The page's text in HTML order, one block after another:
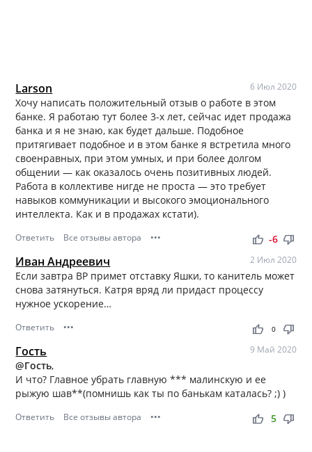
Larson 6 Июл 2020
Хочу написать положительный отзыв о работе в этом
банке. Я работаю тут более 3-х лет, сейчас идет продажа
банка и я не знаю, как будет дальше. Подобное
притягивает подобное и в этом банке я встретила много
своенравных, при этом умных, и при более долгом
общении — как оказалось очень позитивных людей.
Работа в коллективе нигде не проста — это требует
навыков коммуникации и высокого эмоционального
интеллекта. Как и в продажах кстати).
Ответить Все отзывы автора ••• thumb_up thumb_down
-6
Иван Андреевич 2 Июл 2020
Если завтра ВР примет отставку Яшки, то канитель может
снова затянуться. Катря вряд ли придаст процессу
нужное ускорение…
Ответить ••• thumb_up thumb_down
0
Гость 9 Май 2020
@Гость,
И что? Главное убрать главную *** малинскую и ее
рыжую шав**(помнишь как ты по банькам каталась? ;) )
Ответить Все отзывы автора ••• thumb_up thumb_down
5